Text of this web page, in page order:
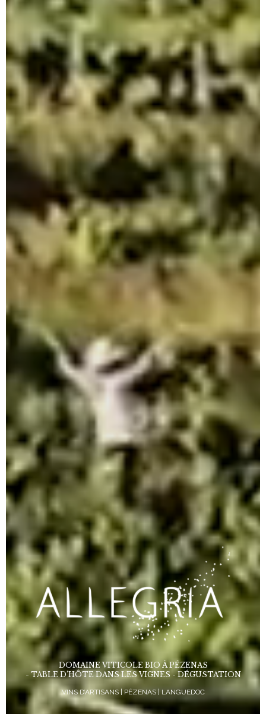
DOMAINE VITICOLE BIO À PÉZENAS
- TABLE D’HÔTE DANS LES VIGNES - DÉGUSTATION
VINS D’ARTISANS | PÉZENAS | LANGUEDOC